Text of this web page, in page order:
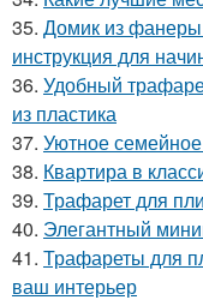
35. Домик из
инструкция для
36. Удобный
из пластика
37. Уютное
38. Квартира в
39. Трафарет для
40. Элегантный
41. Трафареты для
ваш интерьер